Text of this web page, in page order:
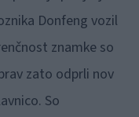
Donfeng vozil
znamke so
zato odprli nov
So